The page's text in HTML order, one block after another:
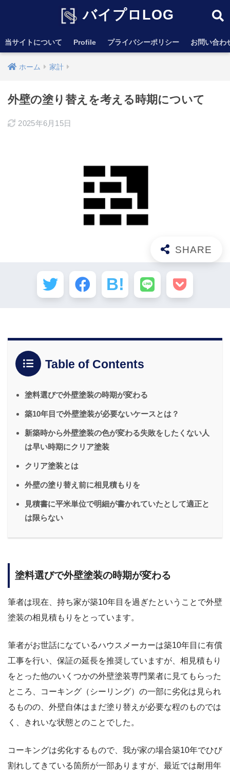
バイプロLOG
当サイトについて Profile プライバシーポリシー お問い合わ
ホーム 家計
外壁の塗り替えを考える時期について
2025年6月15日
Table of Contents
塗料選びで外壁塗装の時期が変わる
築10年目で外壁塗装が必要ないケースとは？
新築時から外壁塗装の色が変わる失敗をしたくない人
は早い時期にクリア塗装
クリア塗装とは
外壁の塗り替え前に相見積もりを
見積書に平米単位で明細が書かれていたとして適正と
は限らない
塗料選びで外壁塗装の時期が変わる
筆者は現在、持ち家が築10年目を過ぎたということで外壁
塗装の相見積もりをとっています。
筆者がお世話になているハウスメーカーは築10年目に有償
工事を行い、保証の延長を推奨していますが、相見積もり
をとった他のいくつかの外壁塗装専門業者に見てもらった
ところ、コーキング（シーリング）の一部に劣化は見られ
るものの、外壁自体はまだ塗り替えが必要な程のものでは
く、きれいな状態とのことでした。
コーキングは劣化するもので、我が家の場合築10年でひび
割れしてきている箇所が一部ありますが、最近では耐用年